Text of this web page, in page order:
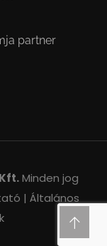
partner
Kft.Minden jog
| Általános